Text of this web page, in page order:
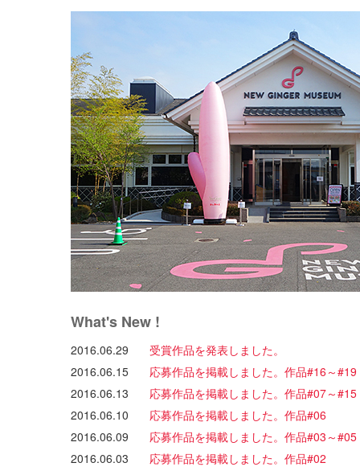
What's New !
2016.06.29
受賞作品を発表しました。
2016.06.15
応募作品を掲載しました。作品#16～#19
2016.06.13
応募作品を掲載しました。作品#07～#15
2016.06.10
応募作品を掲載しました。作品#06
2016.06.09
応募作品を掲載しました。作品#03～#05
2016.06.03
応募作品を掲載しました。作品#02